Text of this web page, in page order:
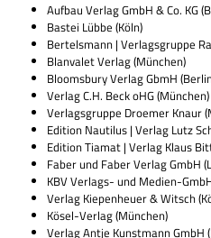
Auf­bau Ver­lag GmbH & Co. KG
Bastei Lübbe (Köln)
Ber­tels­mann | Ver­lags­gruppe
Blan­va­let Ver­lag (Mün­chen)
Blooms­bury Ver­lag GbmH
Ver­lag C.H. Beck oHG (Mün­chen)
Ver­lags­gruppe Droe­mer Knaur
Edi­tion Nau­ti­lus | Ver­lag Lutz
Edi­tion Tiamat | Ver­lag Klaus
Faber und Faber Ver­lag GmbH
KBV Ver­lags- und Medien-
Ver­lag Kie­pen­heuer & Witsch
Kösel-Ver­lag (Mün­chen)
Ver­lag Antje Kunst­mann GmbH